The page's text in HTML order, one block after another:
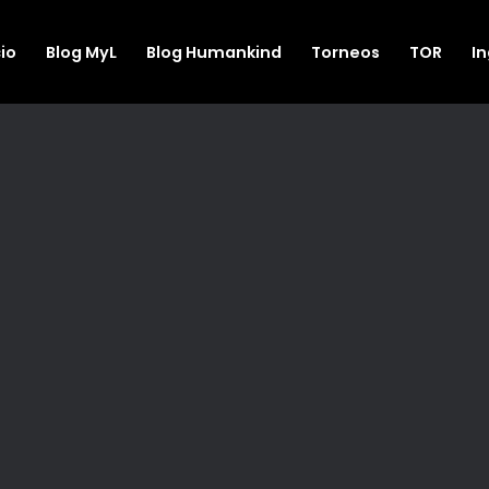
Blog MyL Blog Humankind Torneos TOR